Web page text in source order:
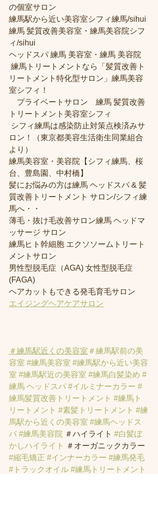
の個室サロン
練馬駅から近い美容室シフィ練馬/sihui
練馬 髪質改善美容室・練馬美容院シフ
ィ/sihui
ヘッドスパ 練馬 美容室・練馬 美容院
練馬トリートメントなら「髪質改善ト
リートメント特化型サロン」練馬美容
室シフィ！
プライベートサロン　練馬 髪質改善
トリートメント美容室シフィ
シフィ練馬は感染防止対策点検済みサ
ロン！（東京都美容生活衛生同業組合
より）
練馬美容室・美容院【シフィ練馬、桜
台、豊島園、中村橋】
髪にお悩みの方は練馬 ヘッドスパ & 髪
質改善トリートメント サロン/シフィ練
馬へ・・
薄毛・抜け毛改善サロン練馬 ヘッドマ
ッサージ サロン
練馬ヒト幹細胞 エクソソームトリート
メントサロン
男性型脱毛症（AGA) 女性型脱毛症
(FAGA)
ヘアカットもできる発毛育毛サロン
エイジングヘアケアサロン
＃練馬駅近くの美容室 ＃練馬駅前の美
容室 #練馬美容室 #練馬駅から近い美容
室 #練馬駅近の美容室 #練馬白髪染め #
練馬 ヘッドスパ #イルミナーカラー #
練馬髪質改善トリートメント #練馬ト
リートメント #素髪トリートメント #練
馬駅から近くの美容室 #練馬ヘッドス
パ #練馬美容院 ＃ハイライト #白髪ぼ
かしハイライト
＃オーガニックカラー
#縮毛矯正 #インナーカラー #練馬発毛
#トラックオイル #練馬トリートメント